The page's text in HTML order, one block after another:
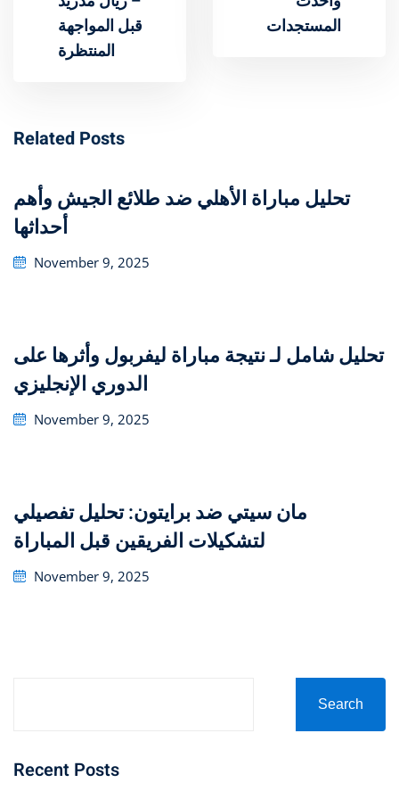
قبل المواجهة
المنتظرة
المستجدات
Related Posts
تحليل مباراة الأهلي ضد طلائع الجيش وأهم
أحداثها
Posted
November 9, 2025
تحليل شامل لـ نتيجة مباراة ليفربول وأثرها على
الدوري الإنجليزي
Posted
November 9, 2025
مان سيتي ضد برايتون: تحليل تفصيلي
لتشكيلات الفريقين قبل المباراة
Posted
November 9, 2025
Search
Recent Posts